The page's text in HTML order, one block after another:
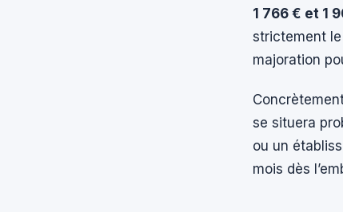
1 766 € et 1
strictement
majoration
se situera
ou un
mois dès